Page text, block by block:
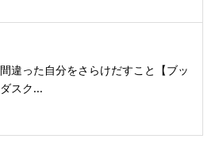
間違った自分をさらけだすこと【ブッ
ダスク...